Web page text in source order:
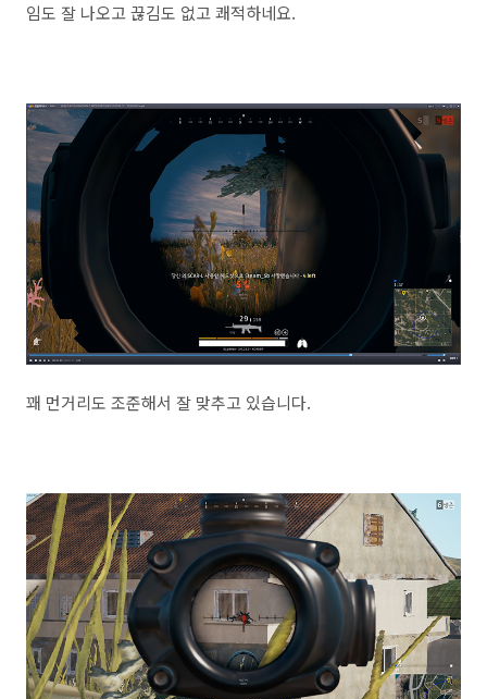
임도 잘 나오고 끊김도 없고 쾌적하네요.
꽤 먼거리도 조준해서 잘 맞추고 있습니다.